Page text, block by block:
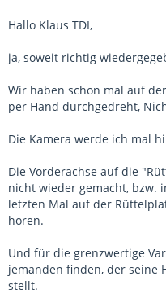
Hallo Klaus TDI,
ja, soweit richtig
Wir haben schon mal auf
per Hand durchgedreht,
Die Kamera werde ich mal
Die Vorderachse auf die
nicht wieder gemacht, bzw.
letzten Mal auf der
hören.
Und für die grenzwertige
jemanden finden, der seine
stellt.